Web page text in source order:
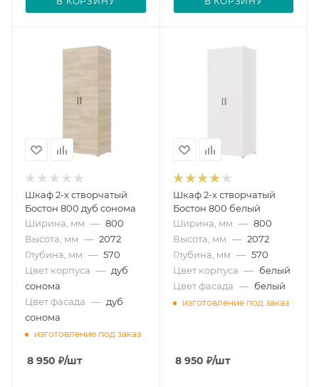
Шкаф 2-х створчатый
Бостон 800 дуб сонома
Ширина, мм — 800
Высота, мм — 2072
Глубина, мм — 570
Цвет корпуса — дуб
сонома
Цвет фасада — дуб
сонома
изготовление под заказ
8 950 ₽/шт
Шкаф 2-х створчатый
Бостон 800 белый
Ширина, мм — 800
Высота, мм — 2072
Глубина, мм — 570
Цвет корпуса — белый
Цвет фасада — белый
изготовление под заказ
8 950 ₽/шт